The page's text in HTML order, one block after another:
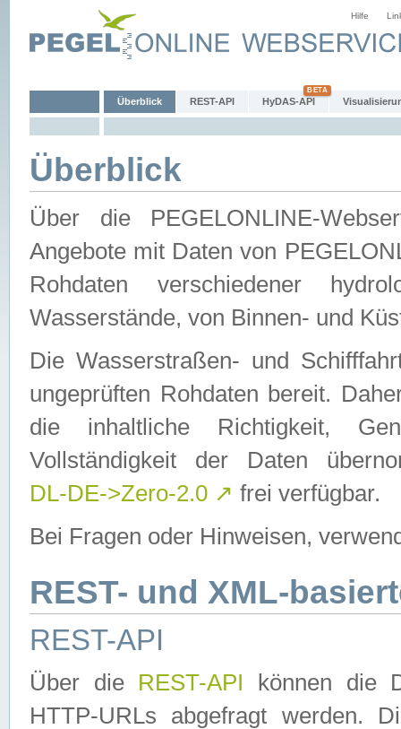
Hilfe
Überblick REST-API HyDAS-API
Überblick
Über die PEGELONLINE-
Angebote mit Daten von
Rohdaten verschiedener
Wasserstände, von Binnen- und
Die Wasserstraßen- und
ungeprüften Rohdaten bereit.
die inhaltliche Richtigkeit,
Vollständigkeit der Daten
DL-DE->Zero-2.0 ↗ frei verfügbar.
Bei Fragen oder Hinweisen,
REST- und XML-
REST-API
Über die REST-API können die
HTTP-URLs abgefragt werden.